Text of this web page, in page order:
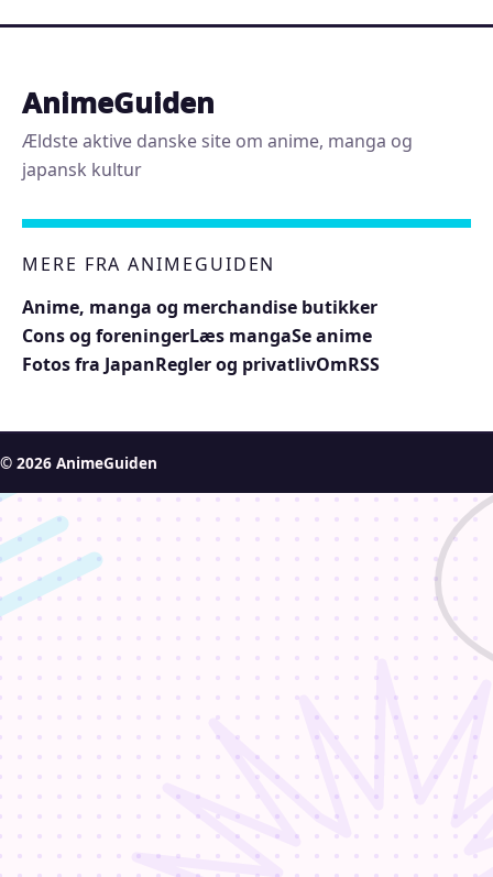
AnimeGuiden
Ældste aktive danske site om anime, manga og
japansk kultur
MERE FRA ANIMEGUIDEN
Anime, manga og merchandise butikker
Cons og foreningerLæs mangaSe anime
Fotos fra JapanRegler og privatlivOmRSS
© 2026 AnimeGuiden